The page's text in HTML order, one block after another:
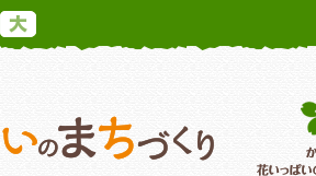
かつしか花い